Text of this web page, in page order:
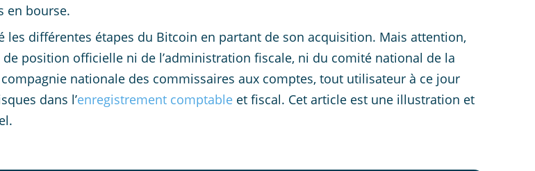
en bourse.
les différentes étapes du Bitcoin en partant de son acquisition. Mais attention,
de position officielle ni de l’administration fiscale, ni du comité national de la
nationale des commissaires aux comptes, tout utilisateur à ce jour
dans l’enregistrement comptable et fiscal. Cet article est une illustration et